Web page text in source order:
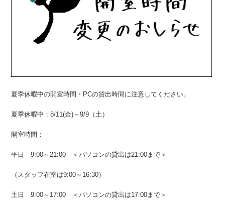
夏季休暇中の開室時間・PCの貸出時間に注意してください。
夏季休暇中：8/11(金)～9/9（土）
開室時間：
平日 9:00～21:00 ＜パソコンの貸出は21:00まで＞
（スタッフ在室は9:00～16:30）
土日 9:00～17:00 ＜パソコンの貸出は17:00まで＞